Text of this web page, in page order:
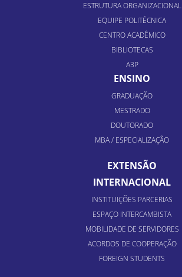
ESTRUTURA ORGANIZACIONAL
EQUIPE POLITÉCNICA
CENTRO ACADÊMICO
BIBLIOTECAS
A3P
ENSINO
GRADUAÇÃO
MESTRADO
DOUTORADO
MBA / ESPECIALIZAÇÃO
EXTENSÃO
INTERNACIONAL
INSTITUIÇÕES PARCERIAS
ESPAÇO INTERCAMBISTA
MOBILIDADE DE SERVIDORES
ACORDOS DE COOPERAÇÃO
FOREIGN STUDENTS